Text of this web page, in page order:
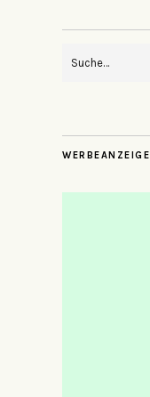
WERBEANZEIGE